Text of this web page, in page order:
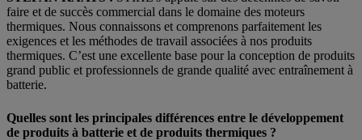
faire et de succès commercial dans le domaine des moteurs
thermiques. Nous connaissons et comprenons parfaitement les
exigences et les méthodes de travail associées à nos produits
thermiques. C’est une excellente base pour la conception de produits
grand public et professionnels de grande qualité avec entraînement à
batterie.
Quelles sont les principales différences entre le développement
de produits à batterie et de produits thermiques ?